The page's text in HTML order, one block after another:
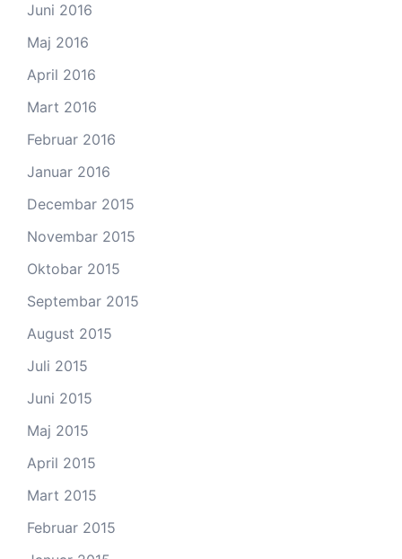
Juni 2016
Maj 2016
April 2016
Mart 2016
Februar 2016
Januar 2016
Decembar 2015
Novembar 2015
Oktobar 2015
Septembar 2015
August 2015
Juli 2015
Juni 2015
Maj 2015
April 2015
Mart 2015
Februar 2015